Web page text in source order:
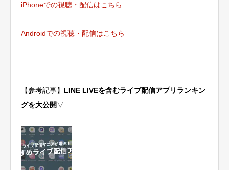
iPhoneでの視聴・配信はこちら
Androidでの視聴・配信はこちら
【参考記事】 LINE LIVEを含むライブ配信アプリランキン
グを大公開▽